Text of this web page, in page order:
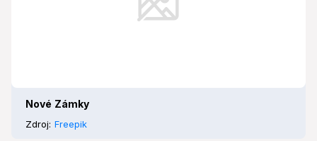
Nové Zámky
Zdroj: Freepik